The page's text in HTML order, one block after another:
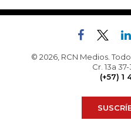
© 2026, RCN Medios.
Cr. 13a
(+57) 1